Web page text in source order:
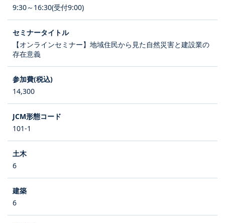
9:30～16:30(受付9:00)
【オンラインセミナー】地域住民から見た自然災害と建設業の
存在意義
14,300
101-1
6
6